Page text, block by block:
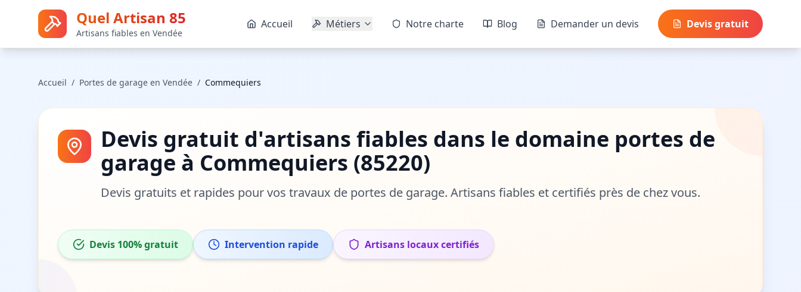
Quel Artisan 85
Artisans fiables en Vendée
Accueil Métiers Notre charte Blog Demander un devis Devis gratuit
Accueil / Portes de garage en Vendée / Commequiers
Devis gratuit d'artisans fiables dans le domaine portes de
garage à Commequiers (85220)
Devis gratuits et rapides pour vos travaux de portes de garage. Artisans fiables et certifiés près de chez vous.
Devis 100% gratuit Intervention rapide Artisans locaux certifiés